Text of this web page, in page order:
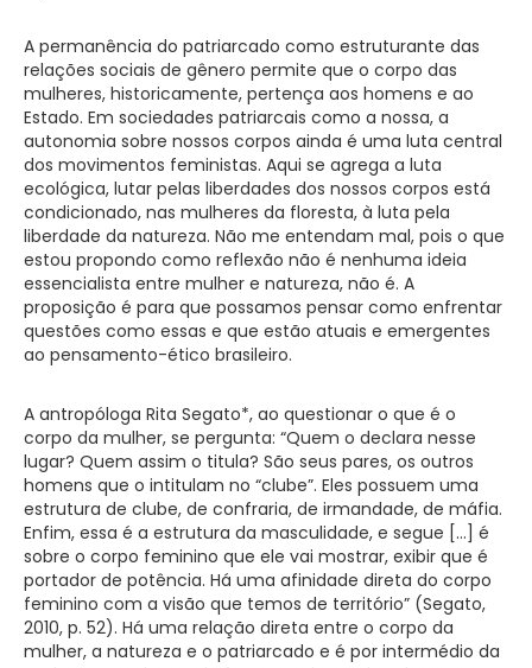
A permanência do patriarcado como estruturante das
relações sociais de gênero permite que o corpo das
mulheres, historicamente, pertença aos homens e ao
Estado. Em sociedades patriarcais como a nossa, a
autonomia sobre nossos corpos ainda é uma luta central
dos movimentos feministas. Aqui se agrega a luta
ecológica, lutar pelas liberdades dos nossos corpos está
condicionado, nas mulheres da floresta, à luta pela
liberdade da natureza. Não me entendam mal, pois o que
estou propondo como reflexão não é nenhuma ideia
essencialista entre mulher e natureza, não é. A
proposição é para que possamos pensar como enfrentar
questões como essas e que estão atuais e emergentes
ao pensamento-ético brasileiro.
A antropóloga Rita Segato*, ao questionar o que é o
corpo da mulher, se pergunta: “Quem o declara nesse
lugar? Quem assim o titula? São seus pares, os outros
homens que o intitulam no “clube”. Eles possuem uma
estrutura de clube, de confraria, de irmandade, de máfia.
Enfim, essa é a estrutura da masculidade, e segue […] é
sobre o corpo feminino que ele vai mostrar, exibir que é
portador de potência. Há uma afinidade direta do corpo
feminino com a visão que temos de território” (Segato,
2010, p. 52). Há uma relação direta entre o corpo da
mulher, a natureza e o patriarcado e é por intermédio da